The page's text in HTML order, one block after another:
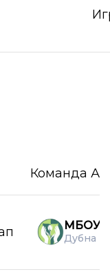
Команда А
МБОУ
Дубна